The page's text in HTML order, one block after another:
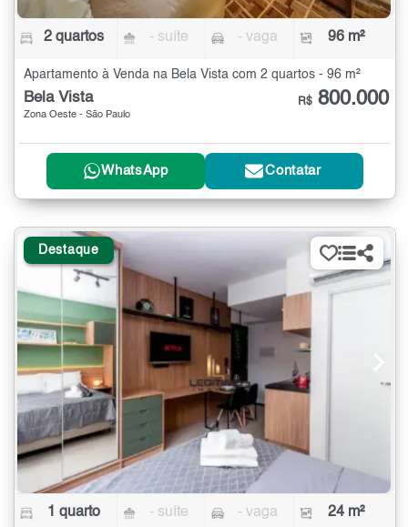
2 quartos - suíte - vaga 96 m²
Apartamento à Venda na Bela Vista com 2 quartos - 96 m²
Bela Vista
Zona Oeste - São Paulo
R$ 800.000
WhatsApp Contatar
Destaque
1 quarto - suíte - vaga 24 m²